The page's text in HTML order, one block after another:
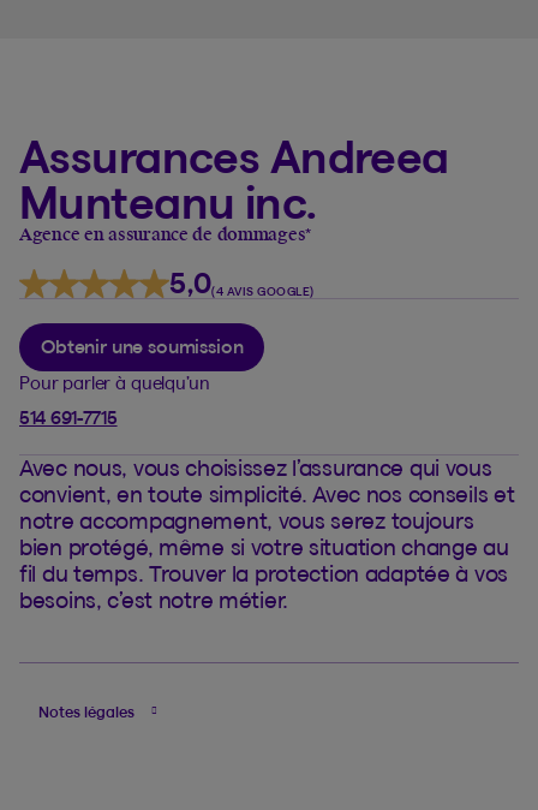
Assurances Andreea
Munteanu inc.
Agence en assurance de dommages*
5,0(4 AVIS GOOGLE)
Pour parler à quelqu’un
514 691-7715
Obtenir une soumission
Avec nous, vous choisissez l’assurance qui vous
convient, en toute simplicité. Avec nos conseils et
notre accompagnement, vous serez toujours
bien protégé, même si votre situation change au
fil du temps. Trouver la protection adaptée à vos
besoins, c’est notre métier.
Notes légales